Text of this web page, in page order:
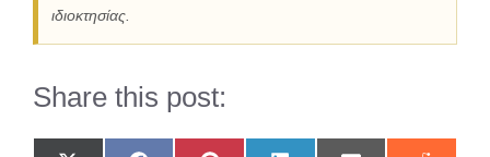
ιδιοκτησίας.
Share this post: